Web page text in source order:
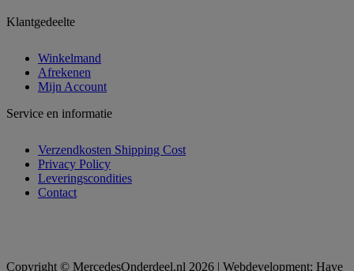
Klantgedeelte
Winkelmand
Afrekenen
Mijn Account
Service en informatie
Verzendkosten Shipping Cost
Privacy Policy
Leveringscondities
Contact
Copyright © MercedesOnderdeel.nl 2026 | Webdevelopment: Have